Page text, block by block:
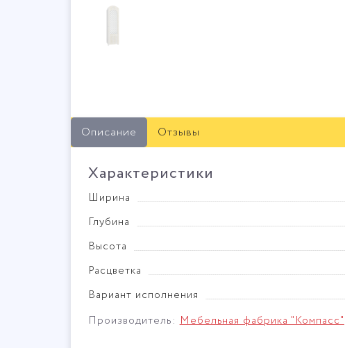
Описание Отзывы
Характеристики
Ширина
Глубина
Высота
Расцветка
Вариант исполнения
Производитель:Мебельная фабрика "Компасс"